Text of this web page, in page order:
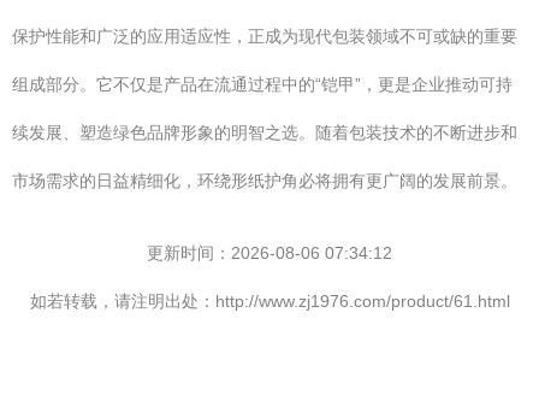
保护性能和广泛的应用适应性，正成为现代包装领域不可或缺的重要
组成部分。它不仅是产品在流通过程中的“铠甲”，更是企业推动可持
续发展、塑造绿色品牌形象的明智之选。随着包装技术的不断进步和
市场需求的日益精细化，环绕形纸护角必将拥有更广阔的发展前景。
更新时间：2026-08-06 07:34:12
如若转载，请注明出处：http://www.zj1976.com/product/61.html